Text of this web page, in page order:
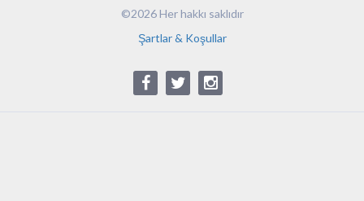
©2026 Her hakkı saklıdır
Şartlar & Koşullar